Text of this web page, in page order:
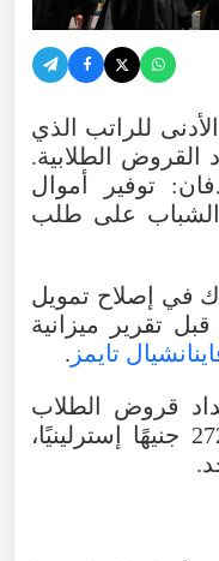
للراتب الذي
القروض الطلابية.
توفير أموال
الشباب على طلب
في إصلاح تمويل
تقرير ميزانية
تايمز .
قروض الطلاب
عندما تصل رواتبهم إلى 27295 جنيهًا إسترلينيًا،